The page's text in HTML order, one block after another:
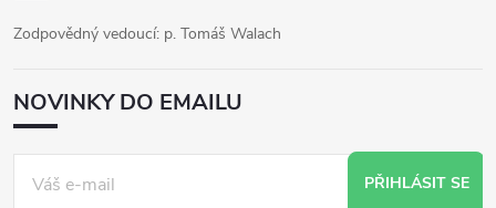
Zodpovědný vedoucí: p. Tomáš Walach
NOVINKY DO EMAILU
PŘIHLÁSIT SE